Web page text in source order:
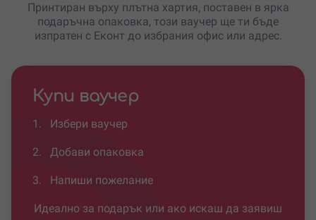
Принтиран върху плътна хартия, поставен в ярка
подаръчна опаковка, този ваучер ще ти бъде
изпратен с Еконт до избрания офис или адрес.
Купи ваучер
1. Избери ваучер
2. Добави опаковка
3. Напиши пожелание
Идеално за подарък или ако искаш да заявиш